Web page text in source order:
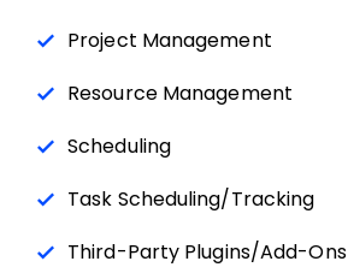
Project Management
Resource Management
Scheduling
Task Scheduling/Tracking
Third-Party Plugins/Add-Ons